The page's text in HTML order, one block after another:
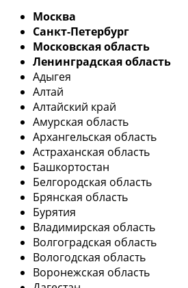
Москва
Санкт-Петербург
Московская область
Ленинградская область
Адыгея
Алтай
Алтайский край
Амурская область
Архангельская область
Астраханская область
Башкортостан
Белгородская область
Брянская область
Бурятия
Владимирская область
Волгоградская область
Вологодская область
Воронежская область